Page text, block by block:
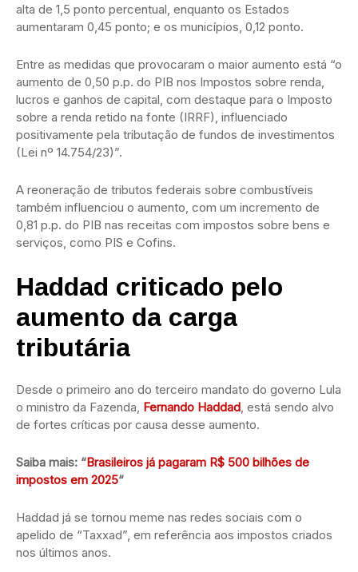
alta de 1,5 ponto percentual, enquanto os Estados
aumentaram 0,45 ponto; e os municípios, 0,12 ponto.
Entre as medidas que provocaram o maior aumento está “o
aumento de 0,50 p.p. do PIB nos Impostos sobre renda,
lucros e ganhos de capital, com destaque para o Imposto
sobre a renda retido na fonte (IRRF), influenciado
positivamente pela tributação de fundos de investimentos
(Lei nº 14.754/23)”.
A reoneração de tributos federais sobre combustíveis
também influenciou o aumento, com um incremento de
0,81 p.p. do PIB nas receitas com impostos sobre bens e
serviços, como PIS e Cofins.
Haddad criticado pelo
aumento da carga
tributária
Desde o primeiro ano do terceiro mandato do governo Lula
o ministro da Fazenda, Fernando Haddad , está sendo alvo
de fortes críticas por causa desse aumento.
Saiba mais: “Brasileiros já pagaram R$ 500 bilhões de
impostos em 2025“
Haddad já se tornou meme nas redes sociais com o
apelido de “Taxxad”, em referência aos impostos criados
nos últimos anos.